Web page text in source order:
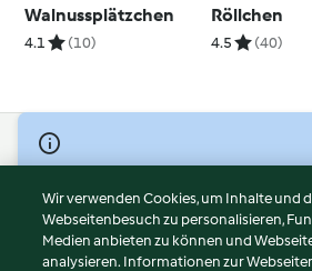
Walnussplätzchen
4.1 (10)
Röllchen
4.5 (40)
© Copyright 2026
Nutzungsbedingungen
Datenschutzrichtlinien
Disclaimer
Wir verwenden Cookies, um Inhalte und
Webseitenbesuch zu personalisieren,
Medien anbieten zu können und
analysieren. Informationen zur